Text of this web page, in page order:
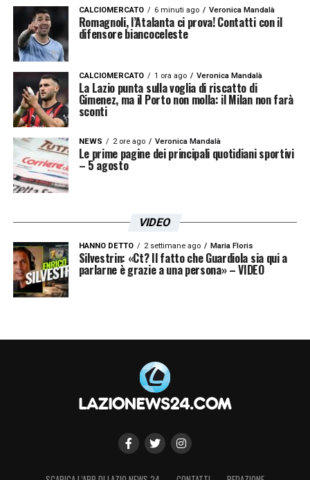
LA PLAYLIST DELLE NOSTRE TOP NEWS
CALCIOMERCATO 6 minuti ago Veronica Mandalà
Romagnoli, l’Atalanta ci prova! Contatti con il
difensore biancoceleste
CALCIOMERCATO 1 ora ago Veronica Mandalà
La Lazio punta sulla voglia di riscatto di
Gimenez, ma il Porto non molla: il Milan non farà
sconti
NEWS 2 ore ago Veronica Mandalà
Le prime pagine dei principali quotidiani sportivi
– 5 agosto
VIDEO
HANNO DETTO 2 settimane ago Maria Floris
Silvestrin: «Ct? Il fatto che Guardiola sia qui a
parlarne è grazie a una persona» – VIDEO